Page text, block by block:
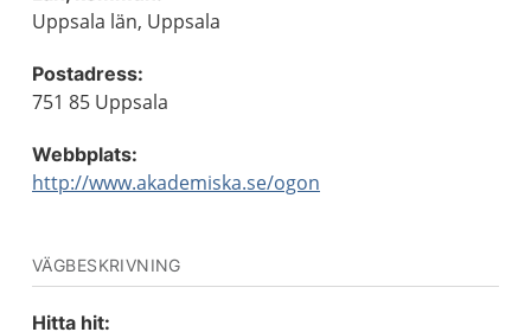
Uppsala län, Uppsala
Postadress:
751 85 Uppsala
Webbplats:
http://www.akademiska.se/ogon
VÄGBESKRIVNING
Hitta hit: